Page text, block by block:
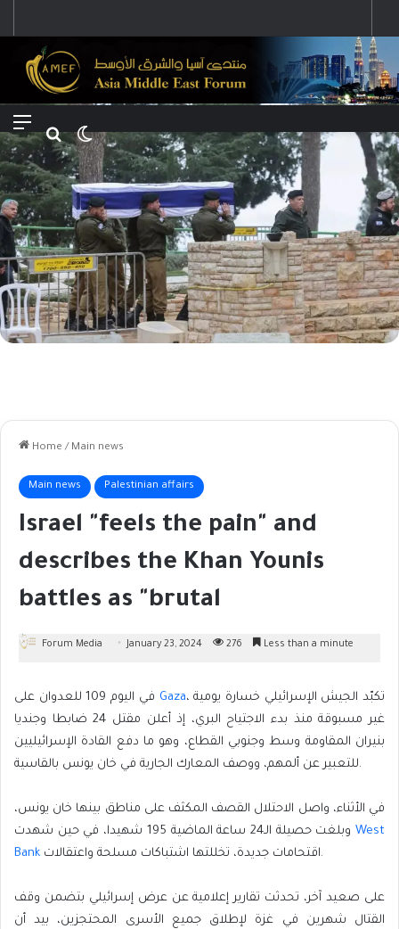
Menu Search for
Home / Main news
Main news Palestinian affairs
Israel "feels the pain" and
describes the Khan Younis
battles as "brutal
Forum Media January 23, 2024 276 Less than a minute
Gaza، تكبّد الجيش الإسرائيلي خسارة يومية
غير مسبوقة منذ بدء الاجتياح البري، إذ أعلن مقتل 24 ضابطا وجنديا
بنيران المقاومة وسط وجنوبي القطاع، وهو ما دفع القادة الإسرائيليين
للتعبير عن ألمهم، ووصف المعارك الجارية في خان يونس بالقاسية.
في الأثناء، واصل الاحتلال القصف المكثف على مناطق بينها خان يونس،
وبلغت حصيلة الـ24 ساعة الماضية 195 شهيدا، في حين شهدتWest
Bank
اقتحامات جديدة، تخللتها اشتباكات مسلحة واعتقالات.
على صعيد آخر، تحدثت تقارير إعلامية عن عرض إسرائيلي بتضمن وقف
القتال شهرين في غزة لإطلاق جميع الأسرى المحتجزين، بيد أن